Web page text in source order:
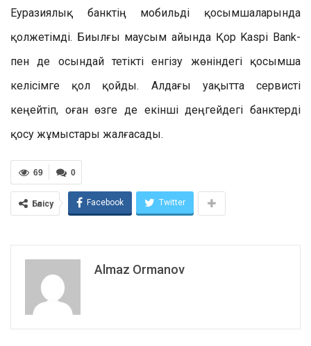
Еуразиялық банктің мобильді қосымшаларында
қолжетімді. Биылғы маусым айында Қор Kaspi Bank-
пен де осындай тетікті енгізу жөніндегі қосымша
келісімге қол қойды. Алдағы уақытта сервисті
кеңейтіп, оған өзге де екінші деңгейдегі банктерді
қосу жұмыстары жалғасады.
0
69
Бөлісу Facebook Twitter
Almaz Ormanov